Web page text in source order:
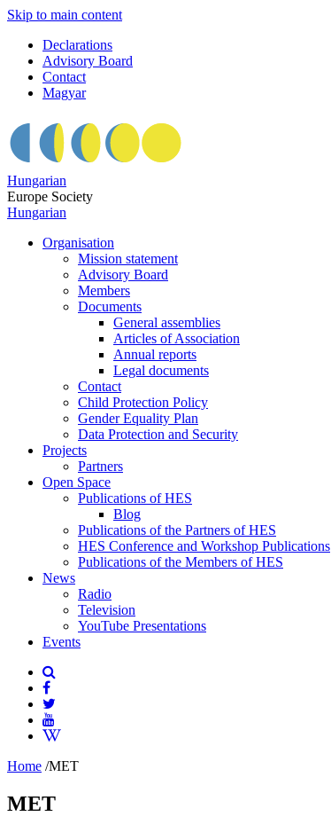
Skip to main content
Declarations
Advisory Board
Contact
Magyar
Hungarian
Europe Society
Hungarian
Organisation
Mission statement
Advisory Board
Members
Documents
General assemblies
Articles of Association
Annual reports
Legal documents
Contact
Child Protection Policy
Gender Equality Plan
Data Protection and Security
Projects
Partners
Open Space
Publications of HES
Blog
Publications of the Partners of HES
HES Conference and Workshop Publications
Publications of the Members of HES
News
Radio
Television
YouTube Presentations
Events
Home /MET
MET